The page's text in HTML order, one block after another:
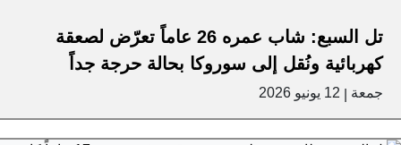
تل السبع: شاب عمره 26 عاماً تعرّض لصعقة
كهربائية ونُقل إلى سوروكا بحالة حرجة جداً
جمعة 12 يونيو 2026